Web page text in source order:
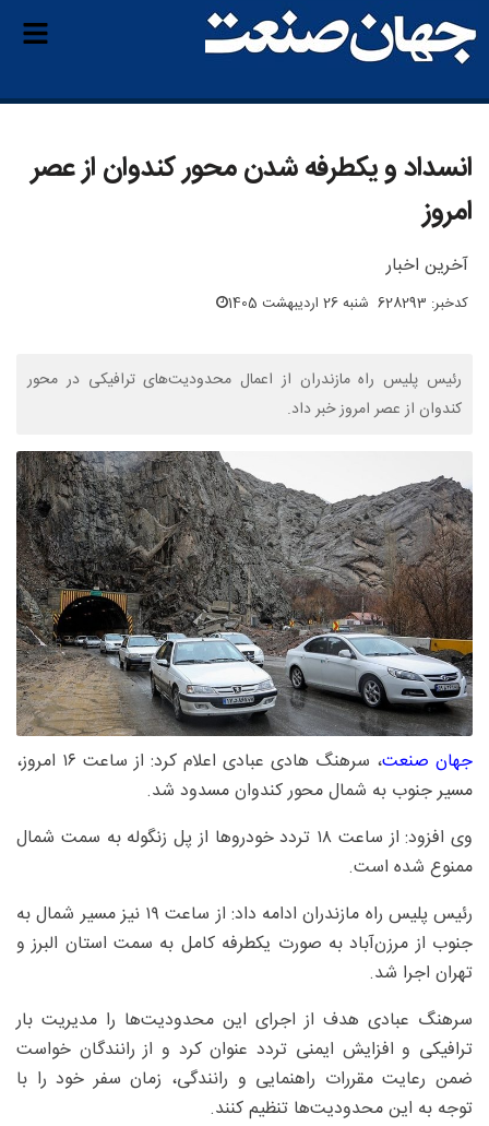
انسداد و یکطرفه شدن محور کندوان از عصر
امروز
آخرین اخبار
کدخبر: 628293 شنبه 26 اردیبهشت 1405
رئیس پلیس راه مازندران از اعمال محدودیت‌های ترافیکی در محور
کندوان از عصر امروز خبر داد.
جهان صنعت
، سرهنگ هادی عبادی اعلام کرد: از ساعت ۱۶ امروز،
مسیر جنوب به شمال محور کندوان مسدود شد.
وی افزود: از ساعت ۱۸ تردد خودروها از پل زنگوله به سمت شمال
ممنوع شده است.
رئیس پلیس راه مازندران ادامه داد: از ساعت ۱۹ نیز مسیر شمال به
جنوب از مرزن‌آباد به صورت یکطرفه کامل به سمت استان البرز و
تهران اجرا شد.
سرهنگ عبادی هدف از اجرای این محدودیت‌ها را مدیریت بار
ترافیکی و افزایش ایمنی تردد عنوان کرد و از رانندگان خواست
ضمن رعایت مقررات راهنمایی و رانندگی، زمان سفر خود را با
توجه به این محدودیت‌ها تنظیم کنند.